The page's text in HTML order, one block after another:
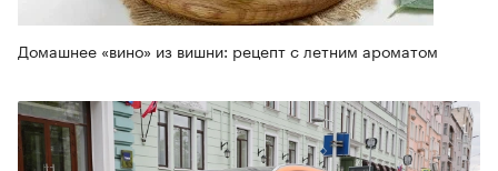
Домашнее «вино» из вишни: рецепт с летним ароматом